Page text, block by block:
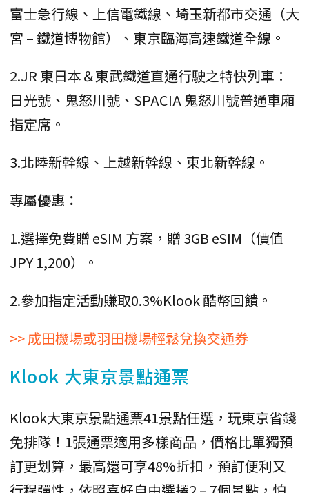
富士急行線、上信電鐵線、埼玉新都市交通（大
宮 – 鐵道博物館）、東京臨海高速鐵道全線。
2.JR 東日本＆東武鐵道直通行駛之特快列車：
日光號、鬼怒川號、SPACIA 鬼怒川號普通車廂
指定席。
3.北陸新幹線、上越新幹線、東北新幹線。
專屬優惠：
1.選擇免費贈 eSIM 方案，贈 3GB eSIM（價值
JPY 1,200）。
2.參加指定活動賺取0.3%Klook 酷幣回饋。
>> 成田機場或羽田機場輕鬆兌換交通券
Klook 大東京景點通票
Klook大東京景點通票41景點任選，玩東京省錢
免排隊！1張通票適用多樣商品，價格比單獨預
訂更划算，最高還可享48%折扣，預訂便利又